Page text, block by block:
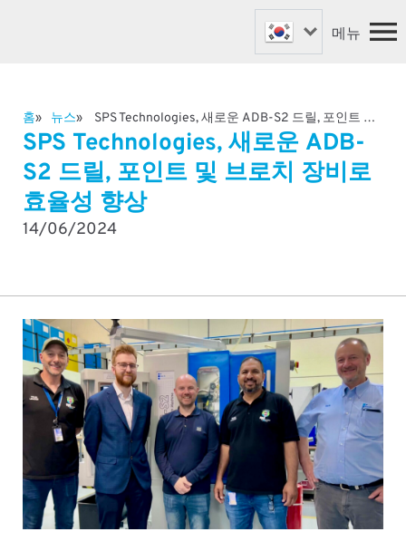
홈
기계
패스너 기계
밸브 기계
맞춤형 기계
회사 소개
문의하기
메뉴
홈 ​뉴스 SPS Technologies, 새로운 ADB-S2 드릴, 포인트 및 브로치 장비로 효율성 향상
SPS Technologies, 새로운 ADB-
S2 드릴, 포인트 및 브로치 장비로
효율성 향상
14/06/2024